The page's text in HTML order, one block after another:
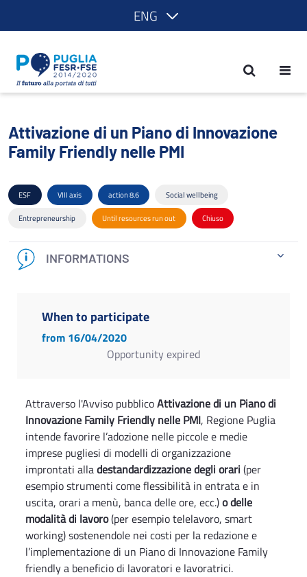
ENG
Attivazione di un Piano di Innovazione
Attivazione di un Piano di Innovazione
Family Friendly nelle PMI
ESF VIII axis action 8.6 Social wellbeing
Entrepreneurship Until resources run out Chiuso
INFORMATIONS
When to participate
from 16/04/2020
Opportunity expired
Attraverso l'Avviso pubblicoAttivazione di un Piano di
Innovazione Family Friendly nelle PMI, Regione Puglia
intende favorire l’adozione nelle piccole e medie
imprese pugliesi di modelli di organizzazione
improntati alladestandardizzazione degli orari (per
esempio strumenti come flessibilità in entrata e in
uscita, orari a menù, banca delle ore, ecc.)o delle
modalità di lavoro(per esempio telelavoro, smart
working) sostenendole nei costi per la redazione e
l’implementazione di un Piano di Innovazione Family
friendly a beneficio di lavoratori e lavoratrici.